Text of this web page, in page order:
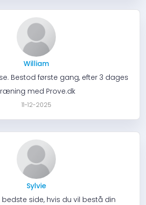
William
Bestod første gang, efter 3 dages
med Prove.dk
11-12-2025
Sylvie
side, hvis du vil bestå din